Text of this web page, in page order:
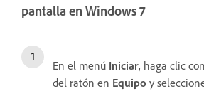
pantalla en Windows 7
En el menú Iniciar, haga clic
del ratón en Equipo y